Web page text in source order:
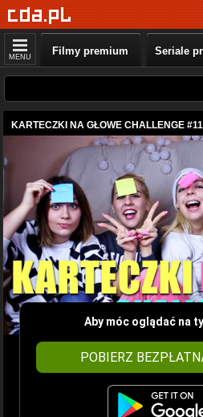
MENU Filmy premium Seriale
KARTECZKI NA GŁOWE CHALLENGE
Aby móc oglądać na
POBIERZ